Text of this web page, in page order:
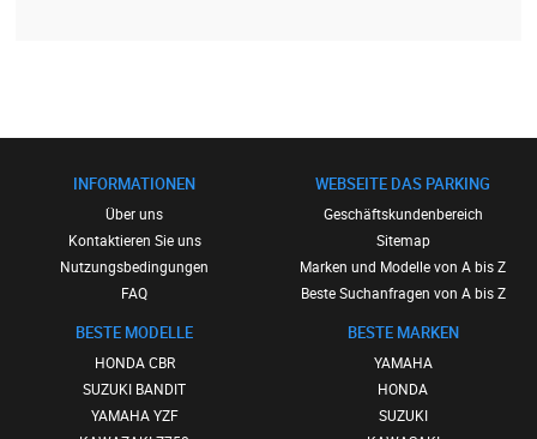
INFORMATIONEN
Über uns
Kontaktieren Sie uns
Nutzungsbedingungen
FAQ
BESTE MODELLE
HONDA CBR
SUZUKI BANDIT
YAMAHA YZF
WEBSEITE DAS PARKING
Geschäftskundenbereich
Sitemap
Marken und Modelle von A bis Z
Beste Suchanfragen von A bis Z
BESTE MARKEN
YAMAHA
HONDA
SUZUKI